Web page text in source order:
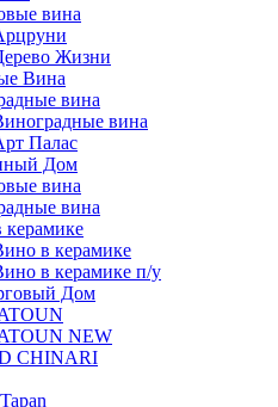
вина
Жизни
Вина
вина
вина
Палас
Дом
вина
вина
в керамике
в керамике п/у
Дом
NEW
CHINARI